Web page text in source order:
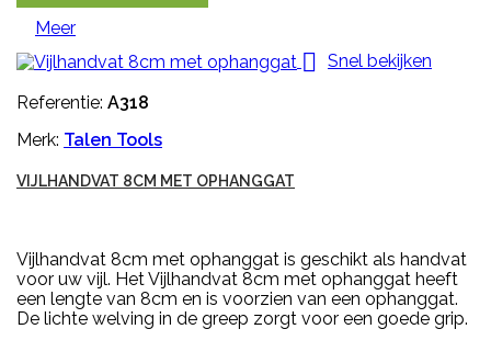
Meer
 Snel bekijken
Referentie: A318
Merk: Talen Tools
VIJLHANDVAT 8CM MET OPHANGGAT
Vijlhandvat 8cm met ophanggat is geschikt als handvat
voor uw vijl. Het Vijlhandvat 8cm met ophanggat heeft
een lengte van 8cm en is voorzien van een ophanggat.
De lichte welving in de greep zorgt voor een goede grip.